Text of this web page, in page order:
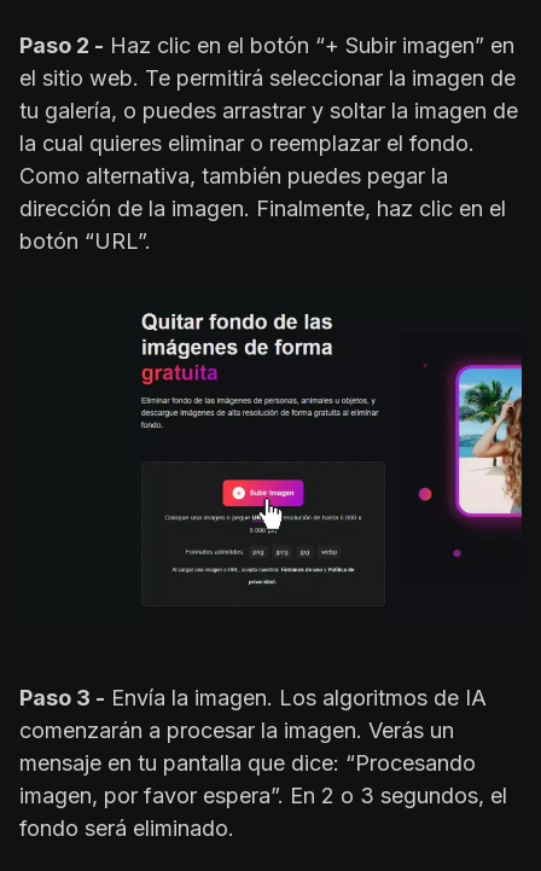
Paso 2 - Haz clic en el botón “+ Subir imagen” en
el sitio web. Te permitirá seleccionar la imagen de
tu galería, o puedes arrastrar y soltar la imagen de
la cual quieres eliminar o reemplazar el fondo.
Como alternativa, también puedes pegar la
dirección de la imagen. Finalmente, haz clic en el
botón “URL”.
Paso 3 - Envía la imagen. Los algoritmos de IA
comenzarán a procesar la imagen. Verás un
mensaje en tu pantalla que dice: “Procesando
imagen, por favor espera”. En 2 o 3 segundos, el
fondo será eliminado.